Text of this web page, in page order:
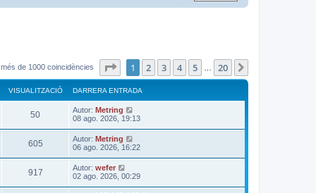
de 1000 coincidències Pàgina1 de 20
1 2 3 4 5 20
VISUALITZACIÓ DARRERA ENTRADA
50V
i
u
a
D
a
e
r
a
e
n
t
Autor: Metring
08 ago. 2026, 19:13
605V
i
D
a
e
r
a
Autor: Metring
06 ago. 2026, 16:22
917V
i
D
a
Autor: wefer
02 ago. 2026, 00:29